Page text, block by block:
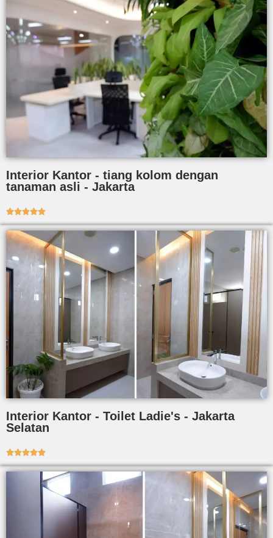
Interior Kantor - tiang kolom dengan
tanaman asli - Jakarta

Interior Kantor - Toilet Ladie's - Jakarta
Selatan
